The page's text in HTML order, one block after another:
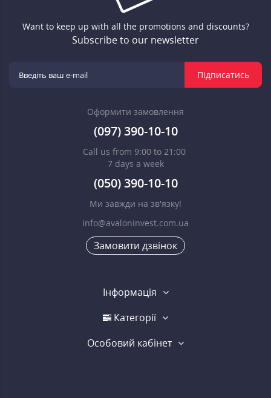
Want to keep up with all the promotions and discounts?
Subscribe to our newsletter
Підписатись
Оформити замовлення
(097) 390-10-10
Call us from 9:00 to 21:00
7 days a week
(050) 390-10-10
Ми завжди на зв'язку!
info@avaloninvest.com.ua
Замовити дзвінок
Інформація
Категорії
Особовий кабінет